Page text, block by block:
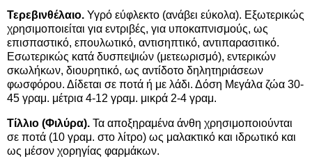
Τερεβινθέλαιο. Υγρό εύφλεκτο (ανάβει εύκολα). Εξωτερικώς
χρησιμοποιείται για εντριβές, για υποκαπνισμούς, ως
επισπαστικό, επουλωτικό, αντισηπτικό, αντιπαρασιτικό.
Εσωτερικώς κατά δυσπεψιών (μετεωρισμό), εντερικών
σκωλήκων, διουρητικό, ως αντίδοτο δηλητηριάσεων
φωσφόρου. Δίδεται σε ποτά ή με λάδι. Δόση Μεγάλα ζώα 30-
45 γραμ. μέτρια 4-12 γραμ. μικρά 2-4 γραμ.
Τίλλιο (Φιλύρα). Τα αποξηραμένα άνθη χρησιμοποιούνται
σε ποτά (10 γραμ. στο λίτρο) ως μαλακτικό και ιδρωτικό και
ως μέσον χορηγίας φαρμάκων.